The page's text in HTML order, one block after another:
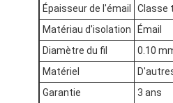
Épaisseur de l'émail
Classe
Matériau d'isolation
Émail
Diamètre du fil
0.10
Matériel
Garantie
3 ans